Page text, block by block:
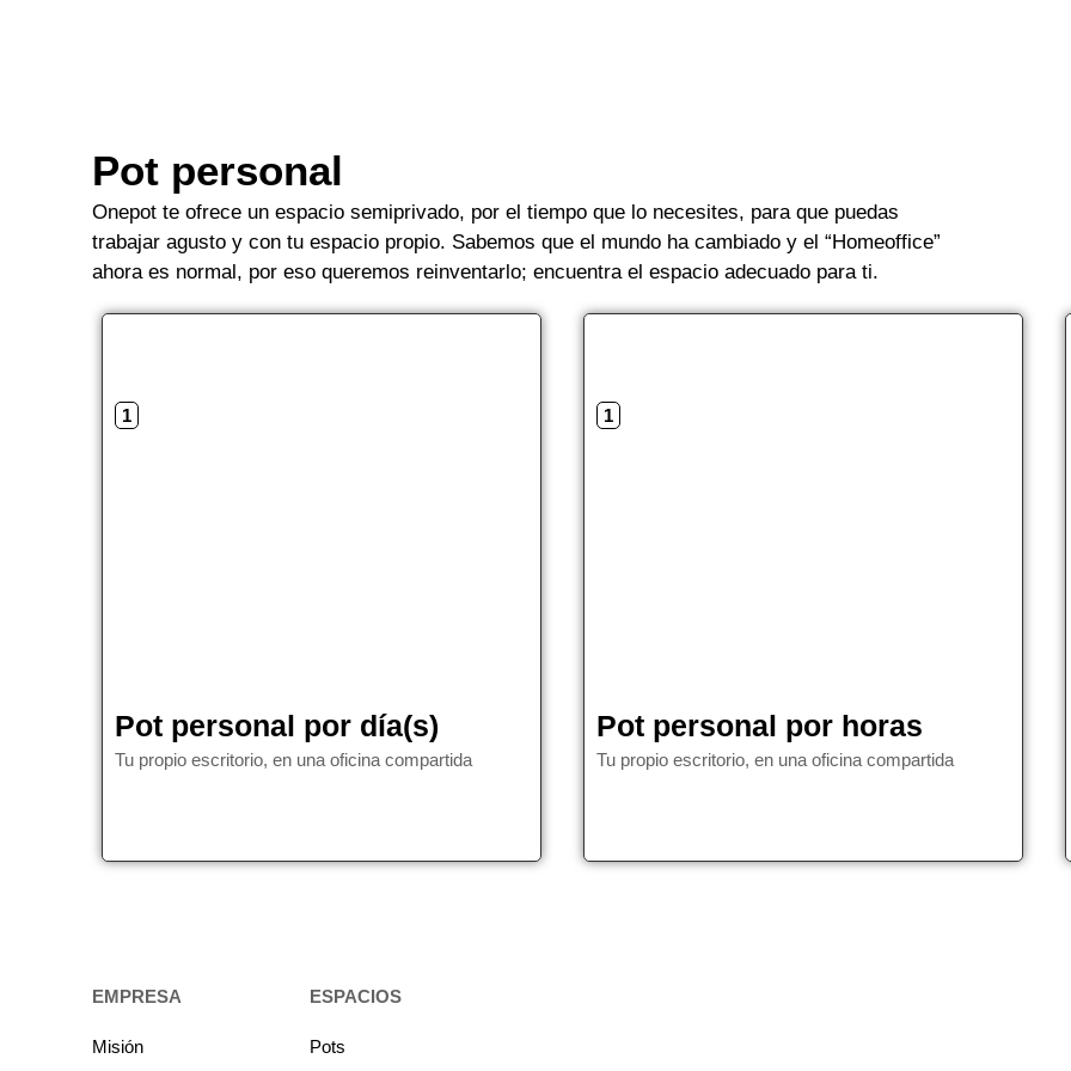
Pot personal
Onepot te ofrece un espacio semiprivado, por el tiempo que lo necesites, para que puedas
trabajar agusto y con tu espacio propio. Sabemos que el mundo ha cambiado y el “Homeoffice”
ahora es normal, por eso queremos reinventarlo; encuentra el espacio adecuado para ti.
1
Pot personal por día(s)
Tu propio escritorio, en una oficina compartida
1
Pot personal por horas
Tu propio escritorio, en una oficina compartida
EMPRESA
Misión
ESPACIOS
Pots